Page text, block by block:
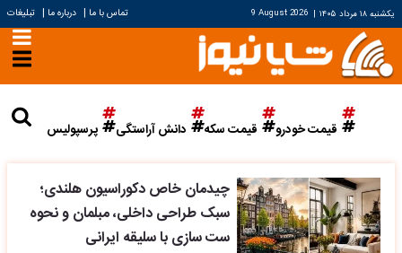
یکشنبه ۱۸ مرداد ۱۴۰۵ |
9 August 2026 تماس با ما | درباره ما | تبلیغات
قیمت خودرو قیمت سکه دانش آراستگی پرسپولیس
چیدمان خاص دکوراسیون هلندی؛
سبک طراحی داخلی، مبلمان و نحوه
ست سازی با سلیقه ایرانی